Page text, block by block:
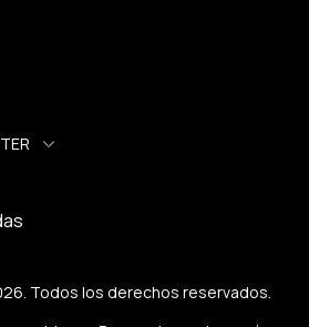
Todos los derechos reservados.